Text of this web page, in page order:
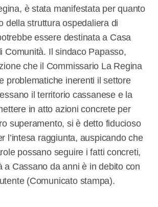
è stata manifestata per quanto
della struttura ospedaliera di
essere destinata a Casa
Comunità. Il sindaco Papasso,
che il Commissario La Regina
problematiche inerenti il settore
il territorio cassanese e la
in atto azioni concrete per
superamento, si è detto fiducioso
l’intesa raggiunta, auspicando che
possano seguire i fatti concreti,
a Cassano da anni è in debito con
(Comunicato stampa).